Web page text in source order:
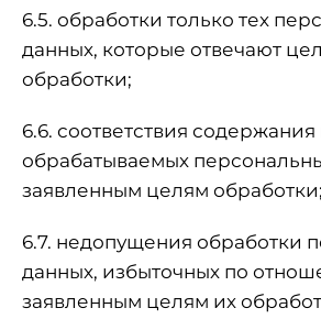
6.5. обработки только тех
данных, которые отвечают
обработки;
6.6. соответствия
обрабатываемых
заявленным целям обработки;
6.7. недопущения обработки
данных, избыточных по
заявленным целям их